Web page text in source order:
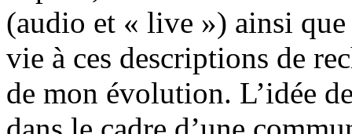
(audio et « live ») ainsi
vie à ces descriptions de
de mon évolution. L’idée